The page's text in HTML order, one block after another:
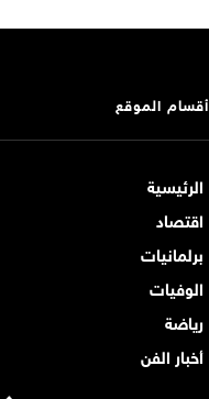
أقسام الموقع
الرئيسية
اقتصاد
برلمانيات
الوفيات
رياضة
أخبار الفن